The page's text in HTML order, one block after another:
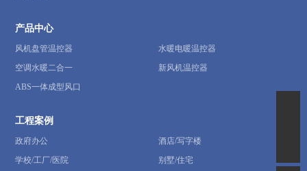
产品中心
风机盘管温控器
水暖电暖温控器
空调水暖二合一
新风机温控器
ABS一体成型风口
工程案例
政府办公
酒店/写字楼
学校/工厂/医院
别墅/住宅
0574-62814418